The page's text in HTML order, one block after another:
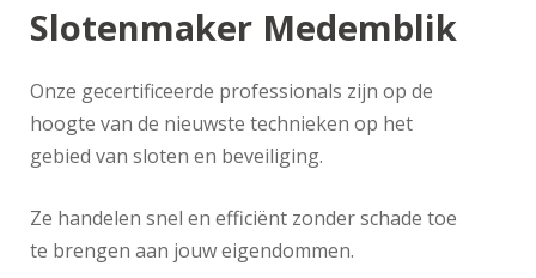
Slotenmaker Medemblik
Onze gecertificeerde professionals zijn op de
hoogte van de nieuwste technieken op het
gebied van sloten en beveiliging.
Ze handelen snel en efficiënt zonder schade toe
te brengen aan jouw eigendommen.